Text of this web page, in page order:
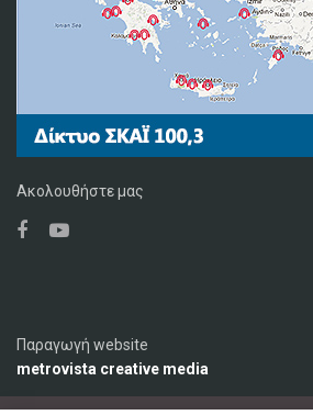
Ακολουθήστε μας
Παραγωγή website
metrovista creative media